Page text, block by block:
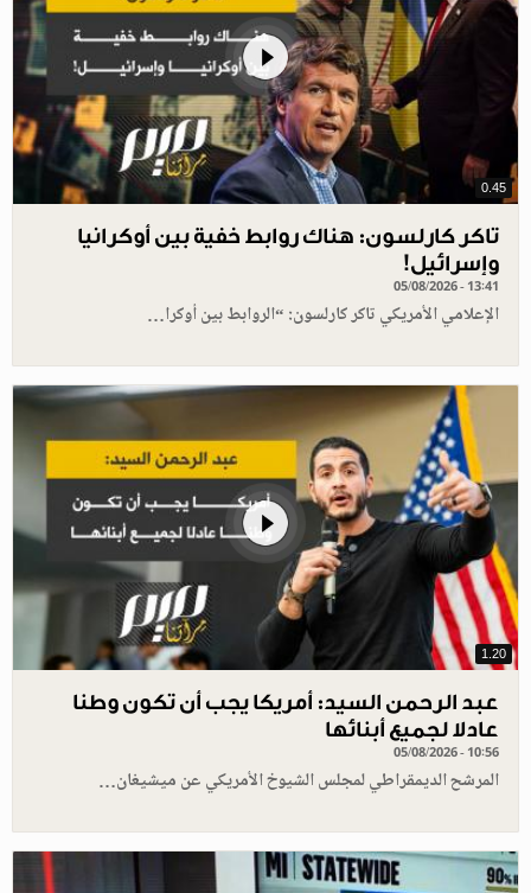
0.45
تاكر كارلسون: هناك روابط خفية بين أوكرانيا
وإسرائيل!
05/08/2026 - 13:41
الإعلامي الأمريكي تاكر كارلسون: “الروابط بين أوكرا…
1.20
عبد الرحمن السيد: أمريكا يجب أن تكون وطنا
عادلا لجميع أبنائها
05/08/2026 - 10:56
المرشح الديمقراطي لمجلس الشيوخ الأمريكي عن ميشيغان…